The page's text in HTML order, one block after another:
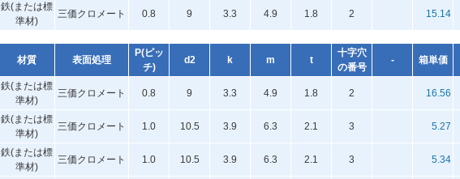
鉄(または標
準材)
三価クロメート 0.8 9 3.3 4.9 1.8 2 15.14
材質 表面処理
P(ピッ
チ)
d2 k m t
十字穴
の番号
- 箱単価
鉄(または標
準材)
三価クロメート 0.8 9 3.3 4.9 1.8 2 16.56
鉄(または標
準材)
三価クロメート 1.0 10.5 3.9 6.3 2.1 3 5.27
鉄(または標
準材)
三価クロメート 1.0 10.5 3.9 6.3 2.1 3 5.34